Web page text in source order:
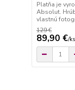
Platňa je
Absolut.
vlastnú
129 €
89,90 €/ks